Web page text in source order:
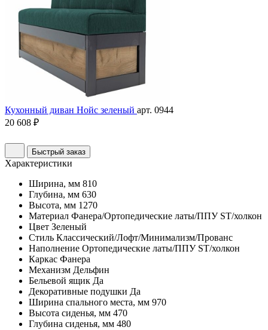
Кухонный диван Нойс зеленый арт. 0944
20 608 ₽
Быстрый заказ
Характеристики
Ширина, мм 810
Глубина, мм 630
Высота, мм 1270
Материал Фанера/Ортопедические латы/ППУ ST/холкон
Цвет Зеленый
Стиль Классический/Лофт/Минимализм/Прованс
Наполнение Ортопедические латы/ППУ ST/холкон
Каркас Фанера
Механизм Дельфин
Бельевой ящик Да
Декоративные подушки Да
Ширина спального места, мм 970
Высота сиденья, мм 470
Глубина сиденья, мм 480